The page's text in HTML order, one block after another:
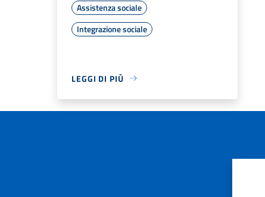
Assistenza sociale
Integrazione sociale
LEGGI DI PIÙ